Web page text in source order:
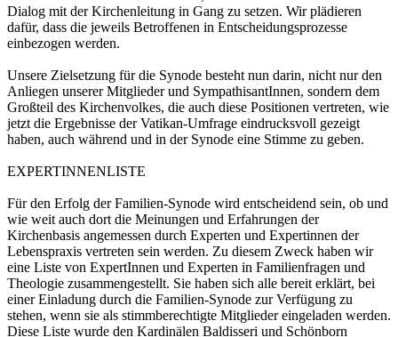
Dialog mit der Kirchenleitung in Gang zu setzen. Wir plädieren
dafür, dass die jeweils Betroffenen in Entscheidungsprozesse
einbezogen werden.
Unsere Zielsetzung für die Synode besteht nun darin, nicht nur den
Anliegen unserer Mitglieder und SympathisantInnen, sondern dem
Großteil des Kirchenvolkes, die auch diese Positionen vertreten, wie
jetzt die Ergebnisse der Vatikan-Umfrage eindrucksvoll gezeigt
haben, auch während und in der Synode eine Stimme zu geben.
EXPERTINNENLISTE
Für den Erfolg der Familien-Synode wird entscheidend sein, ob und
wie weit auch dort die Meinungen und Erfahrungen der
Kirchenbasis angemessen durch Experten und Expertinnen der
Lebenspraxis vertreten sein werden. Zu diesem Zweck haben wir
eine Liste von ExpertInnen und Experten in Familienfragen und
Theologie zusammengestellt. Sie haben sich alle bereit erklärt, bei
einer Einladung durch die Familien-Synode zur Verfügung zu
stehen, wenn sie als stimmberechtigte Mitglieder eingeladen werden.
Diese Liste wurde den Kardinälen Baldisseri und Schönborn